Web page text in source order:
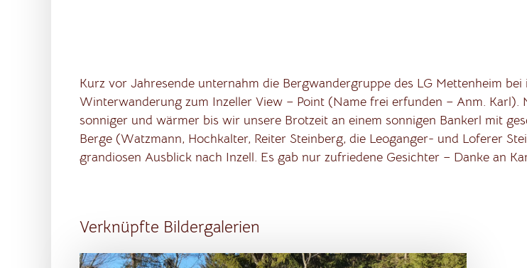
Kurz vor Jahresende unternahm die Bergwandergruppe des LG Mettenheim
Winterwanderung zum Inzeller View – Point (Name frei erfunden – Anm.
sonniger und wärmer bis wir unsere Brotzeit an einem sonnigen Bankerl mit
Berge (Watzmann, Hochkalter, Reiter Steinberg, die Leoganger- und Loferer
grandiosen Ausblick nach Inzell. Es gab nur zufriedene Gesichter – Danke an
Verknüpfte Bildergalerien